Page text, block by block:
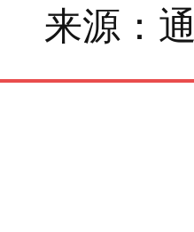
来源：